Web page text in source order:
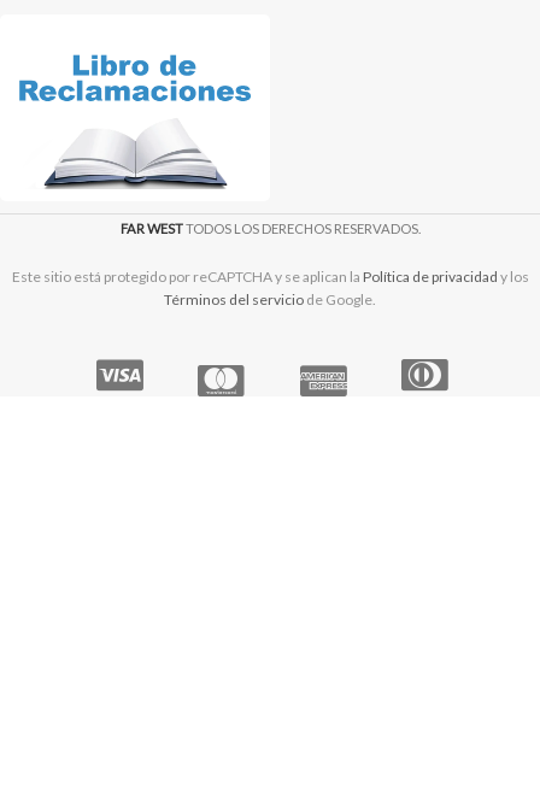
FAR WESTTODOS LOS DERECHOS RESERVADOS.
Este sitio está protegido por reCAPTCHA y se aplican la Política de privacidad y los
Términos del servicio de Google.